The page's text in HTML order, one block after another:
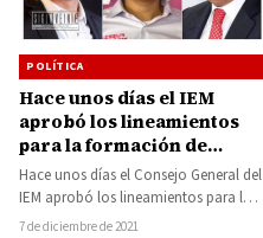
POLÍTICA
Hace unos días el IEM
aprobó los lineamientos
para la formación de
nuevos partidos políticos
encabezados por Eder
López, Karla Martínez y
Hace unos días el Consejo General del
IEM aprobó los lineamientos para la
formación de nuevos partidos
7 de diciembre de 2021